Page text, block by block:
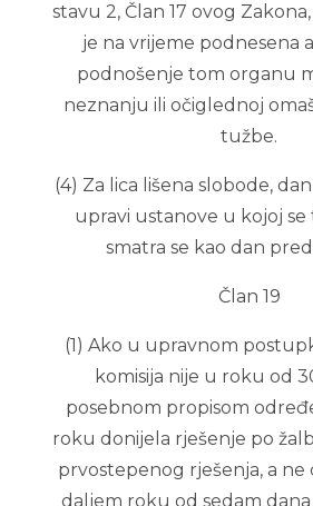
stavu 2, Član 17 ovog
je na vrijeme podnesena
podnošenje tom organu
neznanju ili očiglednoj
tužbe.
(4) Za lica lišena slobode,
upravi ustanove u kojoj se
smatra se kao dan
Član 19
(1) Ako u upravnom
komisija nije u roku od
posebnom propisom
roku donijela rješenje po
prvostepenog rješenja, a ne
daljem roku od sedam